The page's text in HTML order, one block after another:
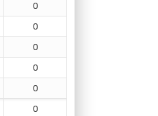
0
0
0
0
0
0